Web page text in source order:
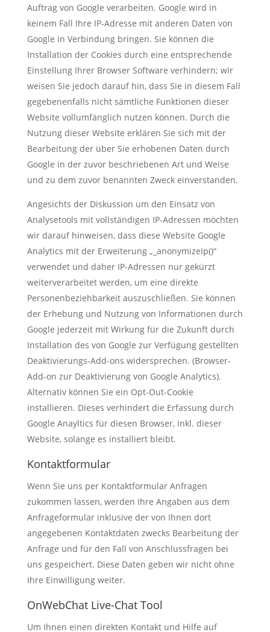
Auftrag von Google verarbeiten. Google wird in
keinem Fall Ihre IP-Adresse mit anderen Daten von
Google in Verbindung bringen. Sie können die
Installation der Cookies durch eine entsprechende
Einstellung Ihrer Browser Software verhindern; wir
weisen Sie jedoch darauf hin, dass Sie in diesem Fall
gegebenenfalls nicht sämtliche Funktionen dieser
Website vollumfänglich nutzen können. Durch die
Nutzung dieser Website erklären Sie sich mit der
Bearbeitung der über Sie erhobenen Daten durch
Google in der zuvor beschriebenen Art und Weise
und zu dem zuvor benannten Zweck einverstanden.
Angesichts der Diskussion um den Einsatz von
Analysetools mit vollständigen IP-Adressen möchten
wir darauf hinweisen, dass diese Website Google
Analytics mit der Erweiterung „_anonymizeIp()“
verwendet und daher IP-Adressen nur gekürzt
weiterverarbeitet werden, um eine direkte
Personenbeziehbarkeit auszuschließen. Sie können
der Erhebung und Nutzung von Informationen durch
Google jederzeit mit Wirkung für die Zukunft durch
Installation des von Google zur Verfügung gestellten
Deaktivierungs-Add-ons widersprechen. (Browser-
Add-on zur Deaktivierung von Google Analytics).
Alternativ können Sie ein Opt-Out-Cookie
installieren. Dieses verhindert die Erfassung durch
Google Anayltics für diesen Browser, inkl. dieser
Website, solange es installiert bleibt.
Kontaktformular
Wenn Sie uns per Kontaktformular Anfragen
zukommen lassen, werden Ihre Angaben aus dem
Anfrageformular inklusive der von Ihnen dort
angegebenen Kontaktdaten zwecks Bearbeitung der
Anfrage und für den Fall von Anschlussfragen bei
uns gespeichert. Diese Daten geben wir nicht ohne
Ihre Einwilligung weiter.
OnWebChat Live-Chat Tool
Um Ihnen einen direkten Kontakt und Hilfe auf